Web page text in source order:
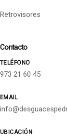
Retrovisores
Contacto
TELÉFONO
973 21 60 45
EMAIL
UBICACIÓN